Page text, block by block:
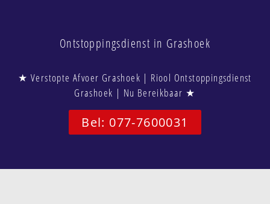
Ontstoppingsdienst in Grashoek
★ Verstopte Afvoer Grashoek | Riool Ontstoppingsdienst
Grashoek | Nu Bereikbaar ★
Bel: 077-7600031